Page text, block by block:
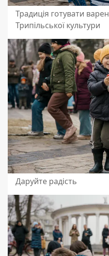
Традиція готувати
Трипільської культури
Даруйте радість